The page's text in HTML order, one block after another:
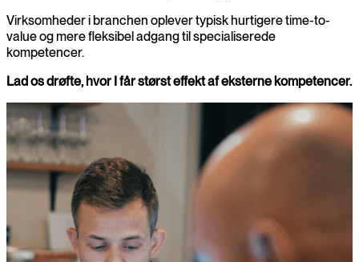
Virksomheder i branchen oplever typisk hurtigere time-to-
value og mere fleksibel adgang til specialiserede
kompetencer.
Lad os drøfte, hvor I får størst effekt af eksterne kompetencer.